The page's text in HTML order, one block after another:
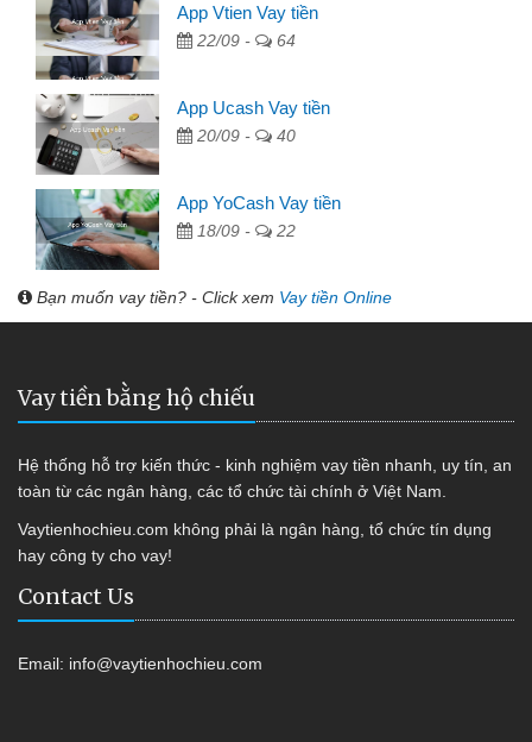
App Vtien Vay tiền
22/09 - 64
App Ucash Vay tiền
20/09 - 40
App YoCash Vay tiền
18/09 - 22
Bạn muốn vay tiền? - Click xem Vay tiền Online
Vay tiền bằng hộ chiếu
Hệ thống hỗ trợ kiến thức - kinh nghiệm vay tiền nhanh, uy tín, an
toàn từ các ngân hàng, các tổ chức tài chính ở Việt Nam.
Vaytienhochieu.com không phải là ngân hàng, tổ chức tín dụng
hay công ty cho vay!
Contact Us
Email: info@vaytienhochieu.com